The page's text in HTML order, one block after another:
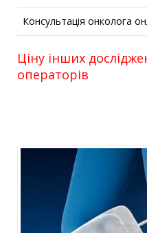
Консультація онколога
Ціну інших
операторів